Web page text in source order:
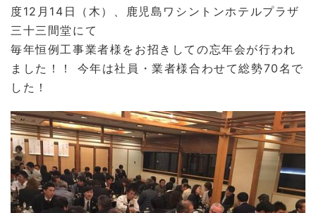
度12月14日（木）、鹿児島ワシントンホテルプラザ
三十三間堂にて
毎年恒例工事業者様をお招きしての忘年会が行われ
ました！！ 今年は社員・業者様合わせて総勢70名で
した！